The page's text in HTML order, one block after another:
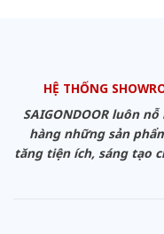
HỆ THỐNG
SAIGONDOOR luôn
hàng những sản
tăng tiện ích, sáng tạo